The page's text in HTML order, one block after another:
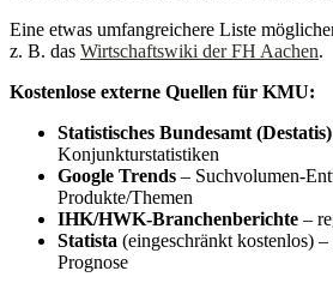
Eine etwas umfangreichere Liste
z. B. das Wirtschaftswiki der FH Aachen.
Kostenlose externe Quellen für KMU:
Statistisches Bundesamt (Destatis)
Konjunkturstatistiken
Google Trends – Suchvolumen-
Produkte/Themen
IHK/HWK-Branchenberichte –
Statista (eingeschränkt kostenlos)
Prognose